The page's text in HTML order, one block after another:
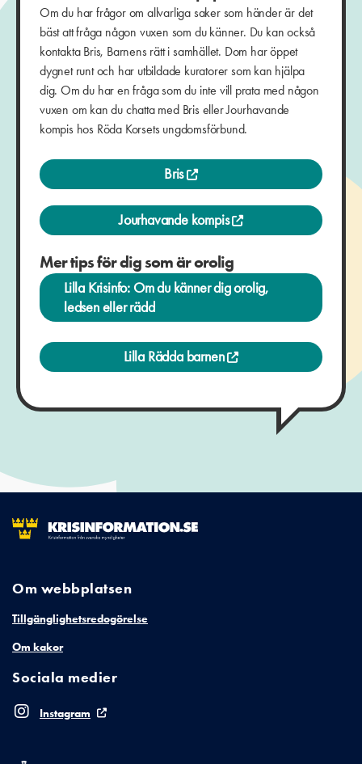
Om du har frågor om allvarliga saker som händer är det
bäst att fråga någon vuxen som du känner. Du kan också
kontakta Bris, Barnens rätt i samhället. Dom har öppet
dygnet runt och har utbildade kuratorer som kan hjälpa
dig. Om du har en fråga som du inte vill prata med någon
vuxen om kan du chatta med Bris eller Jourhavande
kompis hos Röda Korsets ungdomsförbund.
Bris
Jourhavande kompis
Mer tips för dig som är orolig
Lilla Krisinfo: Om du känner dig orolig,
ledsen eller rädd
Lilla Rädda barnen
Om webbplatsen
Tillgänglighetsredogörelse
Om kakor
Sociala medier
Instagram